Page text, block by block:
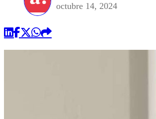
octubre 14, 2024